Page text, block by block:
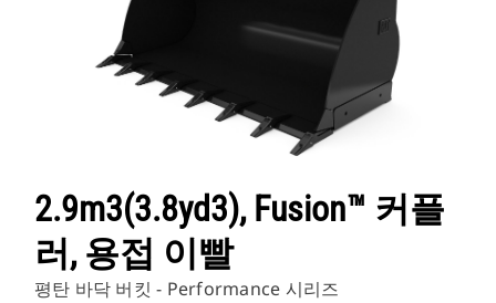
2.9m3(3.8yd3), Fusion™ 커플
러, 용접 이빨
평탄 바닥 버킷 - Performance 시리즈